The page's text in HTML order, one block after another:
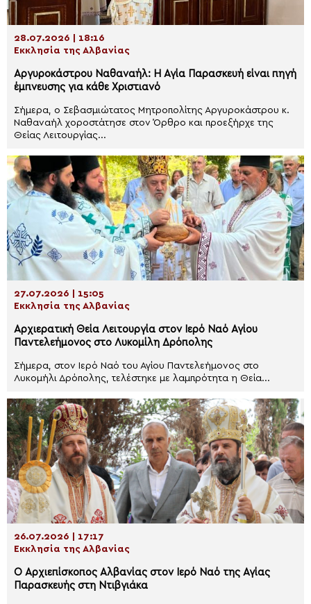
28.07.2026 | 18:16
Εκκλησία της Αλβανίας
Αργυροκάστρου Ναθαναήλ: Η Αγία Παρασκευή είναι πηγή
έμπνευσης για κάθε Χριστιανό
Σήμερα, ο Σεβασμιώτατος Μητροπολίτης Αργυροκάστρου κ.
Ναθαναήλ χοροστάτησε στον Όρθρο και προεξήρχε της
Θείας Λειτουργίας...
27.07.2026 | 15:05
Εκκλησία της Αλβανίας
Αρχιερατική Θεία Λειτουργία στον Ιερό Ναό Αγίου
Παντελεήμονος στο Λυκομίλη Δρόπολης
Σήμερα, στον Ιερό Ναό του Αγίου Παντελεήμονος στο
Λυκομήλι Δρόπολης, τελέστηκε με λαμπρότητα η Θεία...
26.07.2026 | 17:17
Εκκλησία της Αλβανίας
Ο Αρχιεπίσκοπος Αλβανίας στον Ιερό Ναό της Αγίας
Παρασκευής στη Ντιβγιάκα